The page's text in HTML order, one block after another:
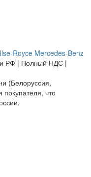
Royce Mercedes-Benz
РФ | Полный НДС |
(Белоруссия,
покупателя, что